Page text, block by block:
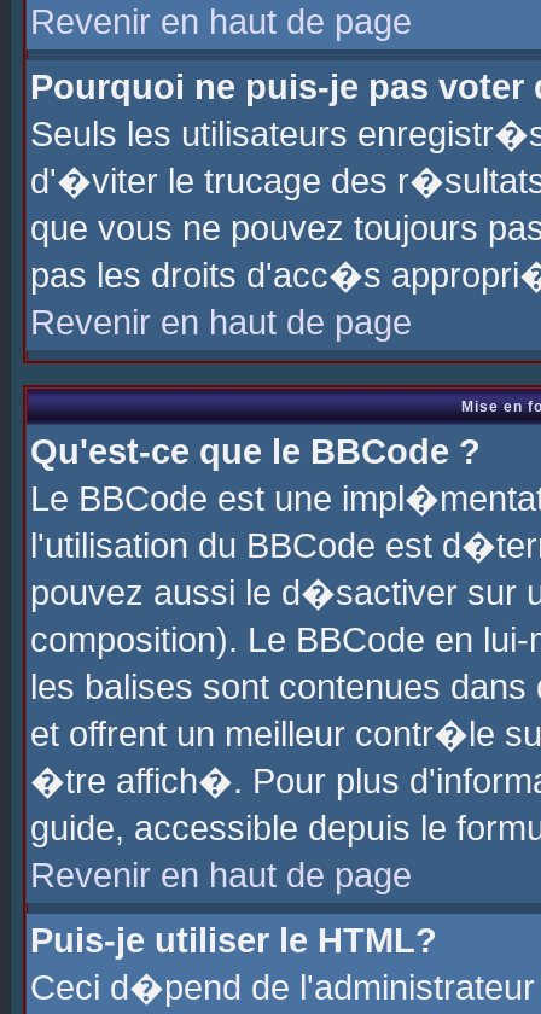
Revenir en haut de page
Pourquoi ne puis-je pas voter
Seuls les utilisateurs
d'�viter le trucage des
que vous ne pouvez toujours
pas les droits d'acc�s
Revenir en haut de page
Mise en
Qu'est-ce que le BBCode ?
Le BBCode est une
l'utilisation du BBCode est
pouvez aussi le d�sactiver sur
composition). Le BBCode en
les balises sont contenues
et offrent un meilleur contr�le
�tre affich�. Pour plus
guide, accessible depuis le
Revenir en haut de page
Puis-je utiliser le HTML?
Ceci d�pend de